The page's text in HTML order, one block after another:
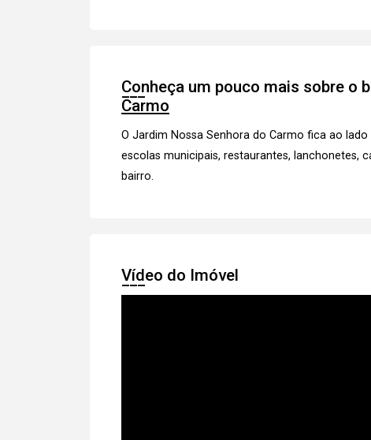
Conheça um pouco mais sobre o
Carmo
O Jardim Nossa Senhora do Carmo fica ao
escolas municipais, restaurantes, lanchonetes,
bairro.
Vídeo do Imóvel